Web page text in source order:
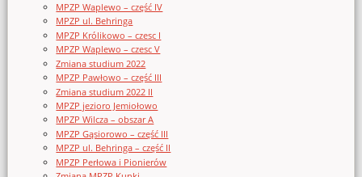
MPZP Waplewo – część IV
MPZP ul. Behringa
MPZP Królikowo – czesc I
MPZP Waplewo – czesc V
Zmiana studium 2022
MPZP Pawłowo – część III
Zmiana studium 2022 II
MPZP jezioro Jemiołowo
MPZP Wilcza – obszar A
MPZP Gąsiorowo – część III
MPZP ul. Behringa – część II
MPZP Perłowa i Pionierów